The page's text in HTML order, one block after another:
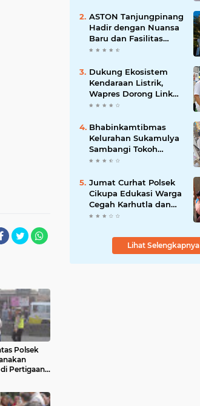
Polsek
Pertigaan
ASTON Tanjungpinang
Hadir dengan Nuansa
Baru dan Fasilitas
Lengkap untuk
Dukung Ekosistem
Kendaraan Listrik,
Wapres Dorong Link
and Match
Bhabinkamtibmas
Kelurahan Sukamulya
Sambangi Tokoh
Masyarakat, Perkuat
Kamtibmas
Jumat Curhat Polsek
Cikupa Edukasi Warga
Cegah Karhutla dan
Larangan Membakar
Lihat Selengkapnya